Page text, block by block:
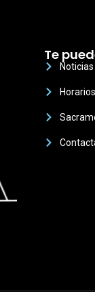
Te
Noticias
Horarios